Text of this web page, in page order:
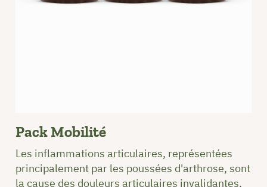
Pack Mobilité
Les inflammations articulaires, représentées
principalement par les poussées d'arthrose, sont
la cause des douleurs articulaires invalidantes,